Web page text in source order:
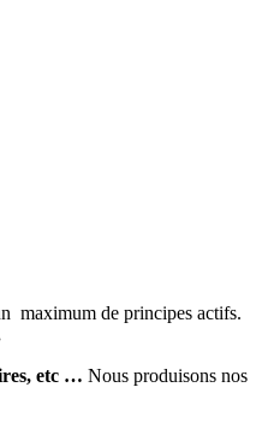
maximum de principes actifs.
etc … Nous produisons nos